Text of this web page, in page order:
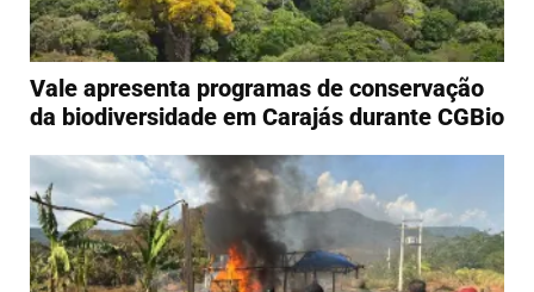
Vale apresenta programas de conservação
da biodiversidade em Carajás durante CGBio